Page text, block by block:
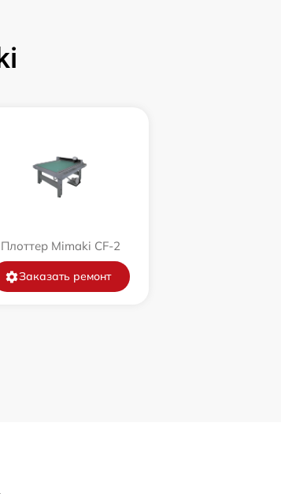
Плоттер Mimaki CF-2
Заказать ремонт